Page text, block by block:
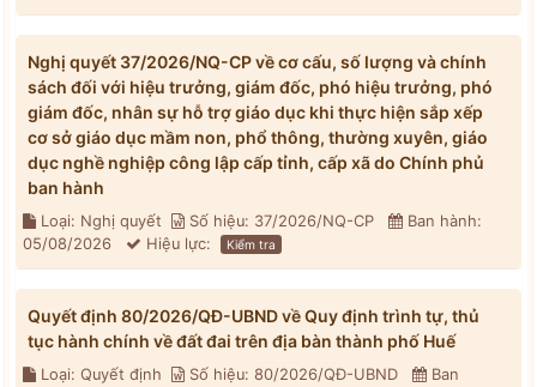
Nghị quyết 37/2026/NQ-CP về cơ cấu, số lượng và chính
sách đối với hiệu trưởng, giám đốc, phó hiệu trưởng, phó
giám đốc, nhân sự hỗ trợ giáo dục khi thực hiện sắp xếp
cơ sở giáo dục mầm non, phổ thông, thường xuyên, giáo
dục nghề nghiệp công lập cấp tỉnh, cấp xã do Chính phủ
ban hành
Loại: Nghị quyết Số hiệu: 37/2026/NQ-CP
Ban hành:
05/08/2026
Hiệu lực: Kiểm tra
Quyết định 80/2026/QĐ-UBND về Quy định trình tự, thủ
tục hành chính về đất đai trên địa bàn thành phố Huế
Loại: Quyết định Số hiệu: 80/2026/QĐ-UBND
Ban